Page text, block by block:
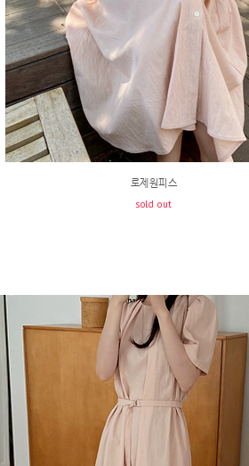
로제원피스
sold out